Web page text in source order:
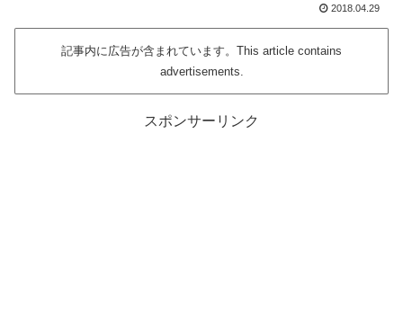
2018.04.29
記事内に広告が含まれています。This article contains
advertisements.
スポンサーリンク